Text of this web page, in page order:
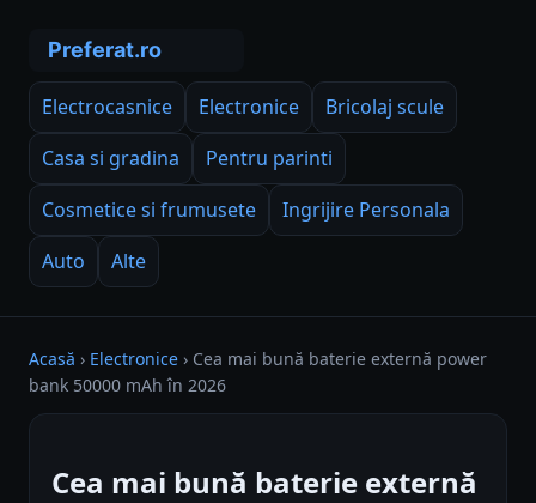
Electrocasnice Electronice
Bricolaj scule
Casa si gradina
Pentru parinti
Cosmetice si frumusete
Ingrijire Personala
Auto
Alte
Acasă › Electronice › Cea mai bună baterie externă power
bank 50000 mAh în 2026
Cea mai bună baterie externă